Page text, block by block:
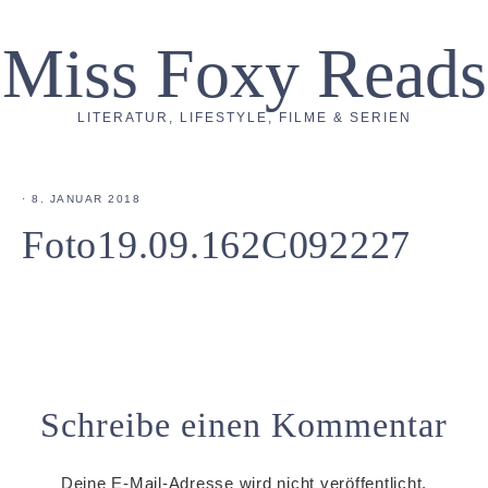
Miss Foxy Reads
LITERATUR, LIFESTYLE, FILME & SERIEN
· 8. JANUAR 2018
Foto19.09.162C092227
Schreibe einen Kommentar
Deine E-Mail-Adresse wird nicht veröffentlicht.